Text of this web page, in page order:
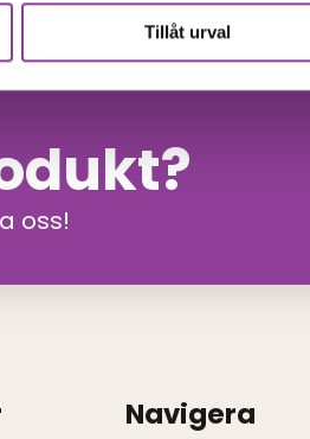
Tillåt urval
oss!
Navigera